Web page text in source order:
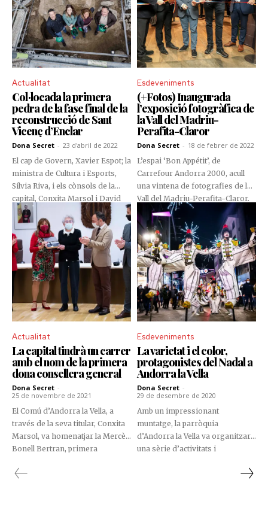
cònsol major de la parròquia de
la capital, David Astrié, que va
lliurar els mallots
commemoratius a les
respectives guanyadores.
científica’.
Actualitat
Col·locada la primera
pedra de la fase final de la
reconstrucció de Sant
Vicenç d’Enclar
Dona Secret - 23 d'abril de 2022
El cap de Govern, Xavier Espot; la
ministra de Cultura i Esports,
Sílvia Riva, i els cònsols de la
capital, Conxita Marsol i David
Astrié, van ser els encarregats
de posar la primera pedra de la
fase final de la reconstrucció del
campanar de l’església de Sant
Vicenç d’Enclar, el passat 21
d’abril.
Esdeveniments
(+Fotos) Inaugurada
l’exposició fotogràfica de
la Vall del Madriu-
Perafita-Claror
Dona Secret - 18 de febrer de 2022
L’espai ‘Bon Appétit’, de
Carrefour Andorra 2000, acull
una vintena de fotografies de la
Vall del Madriu-Perafita-Claror.
La mostra ja s’havia obert al
públic el passat 26 de gener en el
marc del Dia Mundial de
l’Educació Ambiental, però l’acte
oficial de tall de cinta va tenir lloc
el passat 17 de febrer.
Actualitat
La capital tindrà un carrer
amb el nom de la primera
dona consellera general
Dona Secret -
25 de novembre de 2021
El Comú d’Andorra la Vella, a
través de la seva titular, Conxita
Marsol, va homenatjar la Mercè
Bonell Bertran, primera
(1984-1985) i veïna de la
Esdeveniments
La varietat i el color,
protagonistes del Nadal a
Andorra la Vella
Dona Secret -
29 de desembre de 2020
Amb un impressionant
muntatge, la parròquia
d’Andorra la Vella va organitzar
una sèrie d’activitats i